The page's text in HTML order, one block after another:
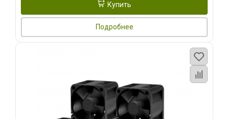
Купить
Подробнее